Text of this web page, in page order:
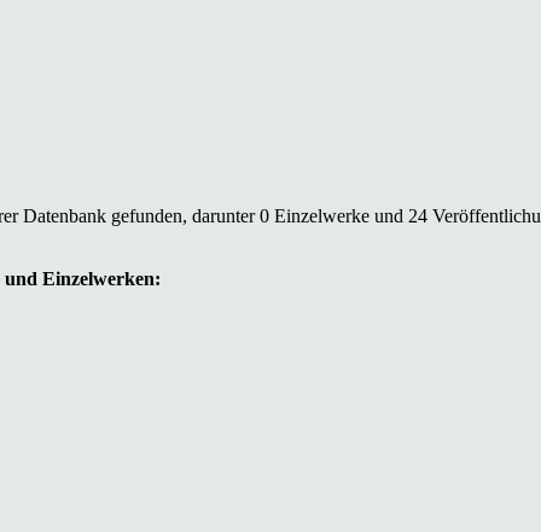
Datenbank gefunden, darunter 0 Einzelwerke und 24
und Einzelwerken: